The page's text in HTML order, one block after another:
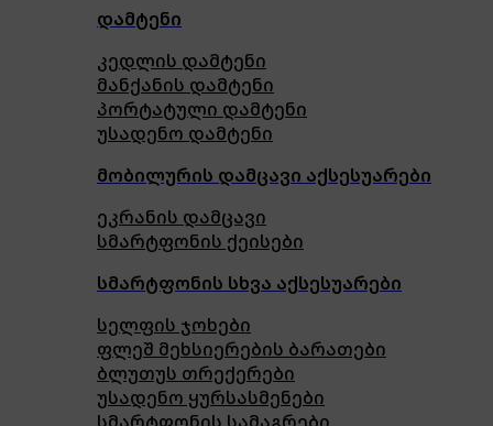
დამტენი
კედლის დამტენი
მანქანის დამტენი
პორტატული დამტენი
უსადენო დამტენი
მობილურის დამცავი აქსესუარები
ეკრანის დამცავი
სმარტფონის ქეისები
სმარტფონის სხვა აქსესუარები
სელფის ჯოხები
ფლეშ მეხსიერების ბარათები
ბლუთუს თრექერები
უსადენო ყურსასმენები